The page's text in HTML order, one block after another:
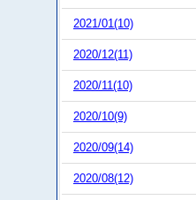
2021/01(10)
2020/12(11)
2020/11(10)
2020/10(9)
2020/09(14)
2020/08(12)